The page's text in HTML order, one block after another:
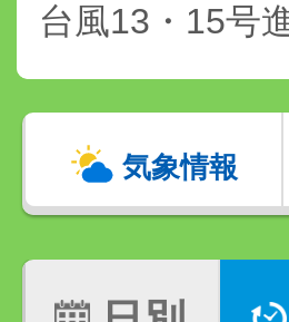
台風13・15号
気象情報